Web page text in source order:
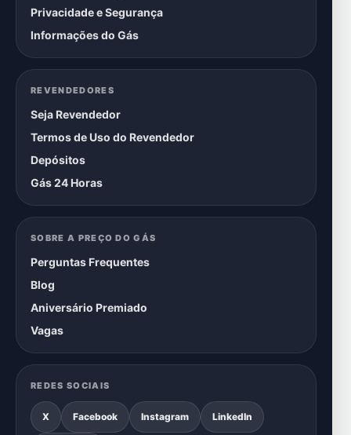
Privacidade e Segurança
Informações do Gás
REVENDEDORES
Seja Revendedor
Termos de Uso do Revendedor
Depósitos
Gás 24 Horas
SOBRE A PREÇO DO GÁS
Perguntas Frequentes
Blog
Aniversário Premiado
Vagas
REDES SOCIAIS
X Facebook Instagram LinkedIn